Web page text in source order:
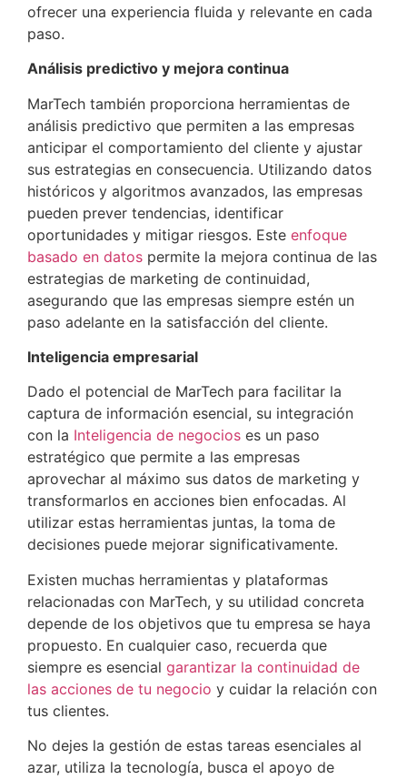
ofrecer una experiencia fluida y relevante en cada
paso.
Análisis predictivo y mejora continua
MarTech también proporciona herramientas de
análisis predictivo que permiten a las empresas
anticipar el comportamiento del cliente y ajustar
sus estrategias en consecuencia. Utilizando datos
históricos y algoritmos avanzados, las empresas
pueden prever tendencias, identificar
oportunidades y mitigar riesgos. Este enfoque
basado en datos permite la mejora continua de las
estrategias de marketing de continuidad,
asegurando que las empresas siempre estén un
paso adelante en la satisfacción del cliente.
Inteligencia empresarial
Dado el potencial de MarTech para facilitar la
captura de información esencial, su integración
con la Inteligencia de negocios es un paso
estratégico que permite a las empresas
aprovechar al máximo sus datos de marketing y
transformarlos en acciones bien enfocadas. Al
utilizar estas herramientas juntas, la toma de
decisiones puede mejorar significativamente.
Existen muchas herramientas y plataformas
relacionadas con MarTech, y su utilidad concreta
depende de los objetivos que tu empresa se haya
propuesto. En cualquier caso, recuerda que
siempre es esencial garantizar la continuidad de
las acciones de tu negocio y cuidar la relación con
tus clientes.
No dejes la gestión de estas tareas esenciales al
azar, utiliza la tecnología, busca el apoyo de